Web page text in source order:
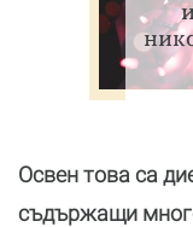
Освен това са
съдържащи